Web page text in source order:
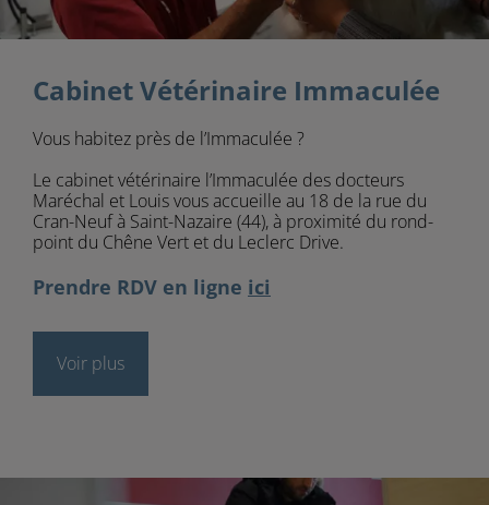
Cabinet Vétérinaire Immaculée
Vous habitez près de l’Immaculée ?
Le cabinet vétérinaire l’Immaculée des docteurs
Maréchal et Louis vous accueille au 18 de la rue du
Cran-Neuf à Saint-Nazaire (44), à proximité du rond-
point du Chêne Vert et du Leclerc Drive.
Prendre RDV en ligne ici
Voir plus